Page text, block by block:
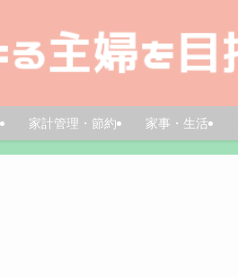
家計管理・節約 家事・生活